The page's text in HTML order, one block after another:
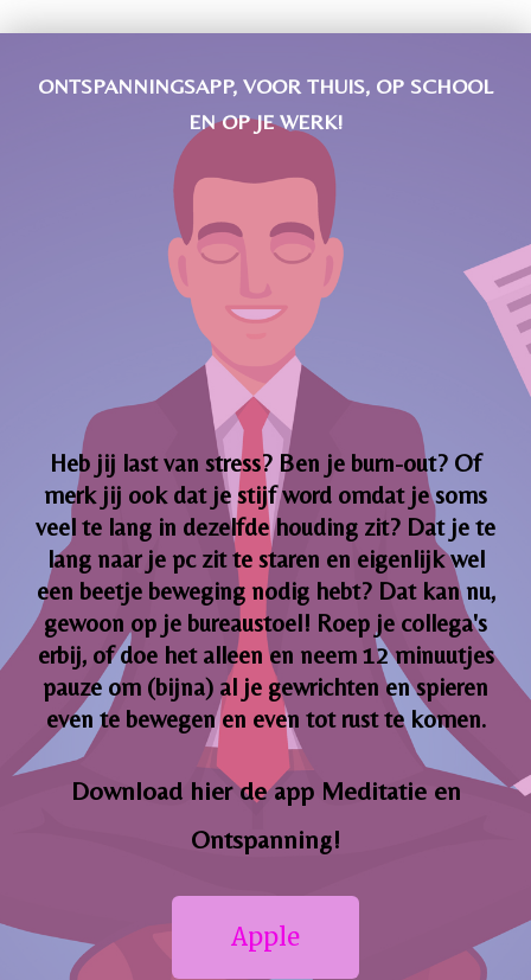
ONTSPANNINGSAPP, VOOR THUIS, OP SCHOOL
EN OP JE WERK!
Heb jij last van stress? Ben je burn-out? Of
merk jij ook dat je stijf word omdat je soms
veel te lang in dezelfde houding zit? Dat je te
lang naar je pc zit te staren en eigenlijk wel
een beetje beweging nodig hebt? Dat kan nu,
gewoon op je bureaustoel! Roep je collega's
erbij, of doe het alleen en neem 12 minuutjes
pauze om (bijna) al je gewrichten en spieren
even te bewegen en even tot rust te komen.
Download hier de app Meditatie en
Ontspanning!
Apple